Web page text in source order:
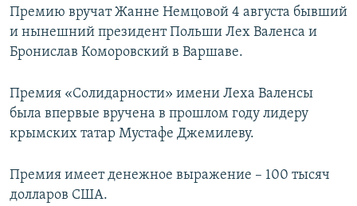
Премию вручат Жанне Немцовой 4 августа бывший
и нынешний президент Польши Лех Валенса и
Бронислав Коморовский в Варшаве.
Премия «Солидарности» имени Леха Валенсы
была впервые вручена в прошлом году лидеру
крымских татар Мустафе Джемилеву.
Премия имеет денежное выражение – 100 тысяч
долларов США.